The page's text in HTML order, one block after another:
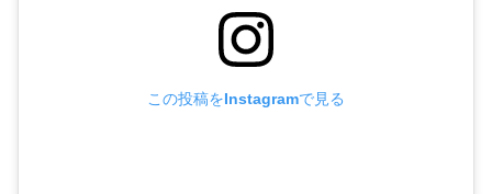
この投稿をInstagramで見る